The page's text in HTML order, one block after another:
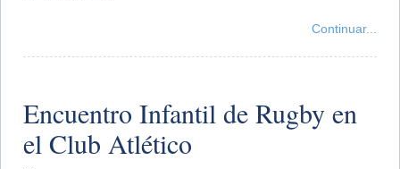
Continuar...
Encuentro Infantil de Rugby en
el Club Atlético